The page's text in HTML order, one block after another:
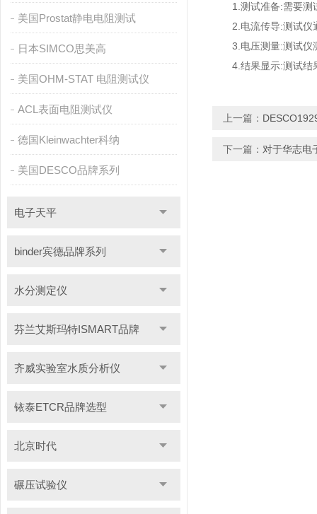
美国Prostat静电电阻测试
日本SIMCO思美高
美国OHM-STAT 电阻测试仪
ACL表面电阻测试仪
德国Kleinwachter科纳
美国DESCO品牌系列
电子天平
binder宾德品牌系列
水分测定仪
芬兰艾斯玛特ISMART品牌
齐威实验室水质分析仪
铱泰ETCR品牌选型
北京时代
碾压试验仪
1.测试准备:需要测试
2.电流传导:测试仪通
3.电压测量:测试仪测
4.结果显示:测试结果
上一篇：
下一篇： 对于华志电